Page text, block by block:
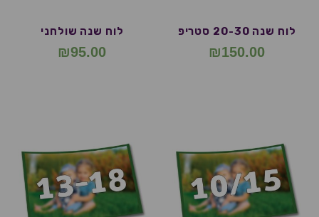
לוח שנה 20-30 סטריפ
₪150.00
לוח שנה שולחני
₪95.00